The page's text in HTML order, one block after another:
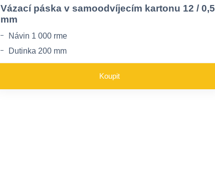
Vázací páska v samoodvíjecím kartonu 12 / 0,5
mm
Návin 1 000 rme
Dutinka 200 mm
Pevnost 125 kg
Koupit